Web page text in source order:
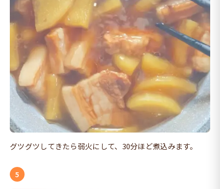
グツグツしてきたら弱火にして、30分ほど煮込みます。